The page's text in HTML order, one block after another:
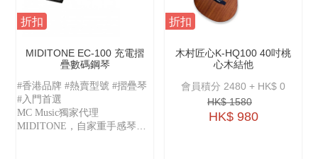
折扣
MIDITONE EC-100 充電摺
疊數碼鋼琴
#香港品牌 #熱賣型號 #摺疊琴
#入門首選
MC Music獨家代理
MIDITONE，自家重手感琴鍵
折扣
木村匠心K-HQ100 40吋桃
心木結他
會員積分 2480 + HK$ 0
HK$ 1580
HK$ 980